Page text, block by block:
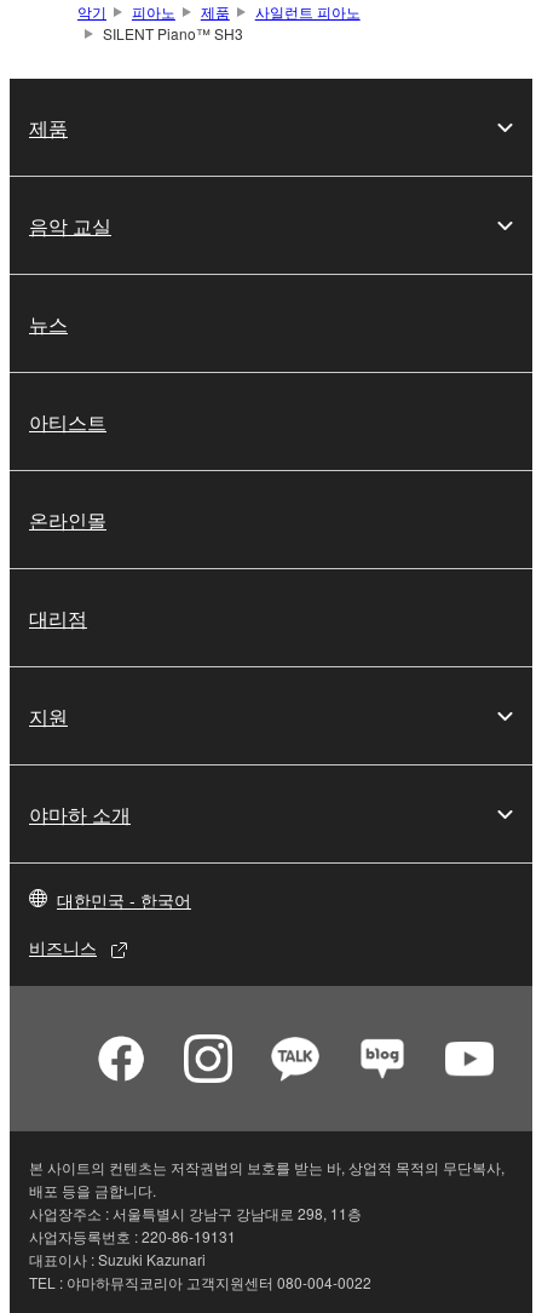
악기 피아노 제품
사일런트 피아노
SILENT Piano™ SH3
제품
음악 교실
뉴스
아티스트
온라인몰
대리점
지원
야마하 소개
대한민국 - 한국어
비즈니스
본 사이트의 컨텐츠는 저작권법의 보호를 받는 바, 상업적 목적의 무단복사,
배포 등을 금합니다.
사업장주소 : 서울특별시 강남구 강남대로 298, 11층
사업자등록번호 : 220-86-19131
대표이사 : Suzuki Kazunari
TEL : 야마하뮤직코리아 고객지원센터 080-004-0022